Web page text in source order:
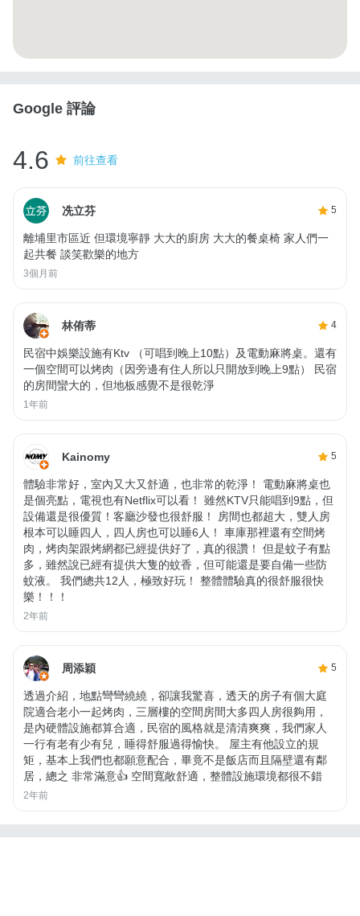
Google 評論
4.6 前往查看
冼立芬 5
離埔里市區近 但環境寧靜 大大的廚房 大大的餐桌椅 家人們一
起共餐 談笑歡樂的地方
3個月前
林侑蒂 4
民宿中娛樂設施有Ktv （可唱到晚上10點）及電動麻將桌。還有
一個空間可以烤肉（因旁邊有住人所以只開放到晚上9點） 民宿
的房間蠻大的，但地板感覺不是很乾淨
1年前
Kainomy 5
體驗非常好，室內又大又舒適，也非常的乾淨！ 電動麻將桌也
是個亮點，電視也有Netflix可以看！ 雖然KTV只能唱到9點，但
設備還是很優質！客廳沙發也很舒服！ 房間也都超大，雙人房
根本可以睡四人，四人房也可以睡6人！ 車庫那裡還有空間烤
肉，烤肉架跟烤網都已經提供好了，真的很讚！ 但是蚊子有點
多，雖然說已經有提供大隻的蚊香，但可能還是要自備一些防
蚊液。 我們總共12人，極致好玩！ 整體體驗真的很舒服很快
樂！！！
2年前
周添穎 5
透過介紹，地點彎彎繞繞，卻讓我驚喜，透天的房子有個大庭
院適合老小一起烤肉，三層樓的空間房間大多四人房很夠用，
是內硬體設施都算合適，民宿的風格就是清清爽爽，我們家人
一行有老有少有兒，睡得舒服過得愉快。 屋主有他設立的規
矩，基本上我們也都願意配合，畢竟不是飯店而且隔壁還有鄰
居，總之 非常滿意👍 空間寬敞舒適，整體設施環境都很不錯
2年前